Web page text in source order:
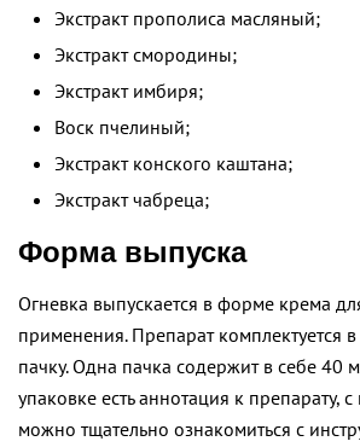
Экстракт прополиса масляный;
Экстракт смородины;
Экстракт имбиря;
Воск пчелиный;
Экстракт конского каштана;
Экстракт чабреца;
Форма выпуска
Огневка выпускается в форме крема
применения. Препарат комплектуется
пачку. Одна пачка содержит в себе 40
упаковке есть аннотация к препарату,
можно тщательно ознакомиться с